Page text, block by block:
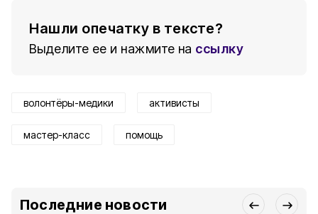
Нашли опечатку в тексте?
Выделите ее и нажмите на ссылку
волонтёры-медики активисты
мастер-класс помощь
Последние новости